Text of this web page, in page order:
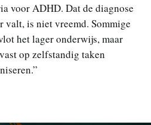
voor ADHD. Dat de diagnose
valt, is niet vreemd. Sommige
het lager onderwijs, maar
op zelfstandig taken